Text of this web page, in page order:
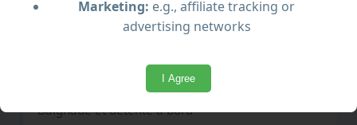
Marketing: e.g., affiliate tracking or
advertising networks
I Agree
Expérience en catamaran
Plusieurs baies pittoresques
Baignade et détente à bord